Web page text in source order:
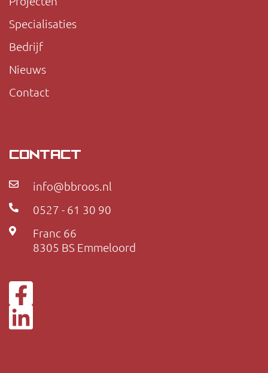
Specialisaties
Bedrijf
Nieuws
Contact
CONTACT
info@bbroos.nl
0527 - 61 30 90
Franc 66
8305 BS Emmeloord